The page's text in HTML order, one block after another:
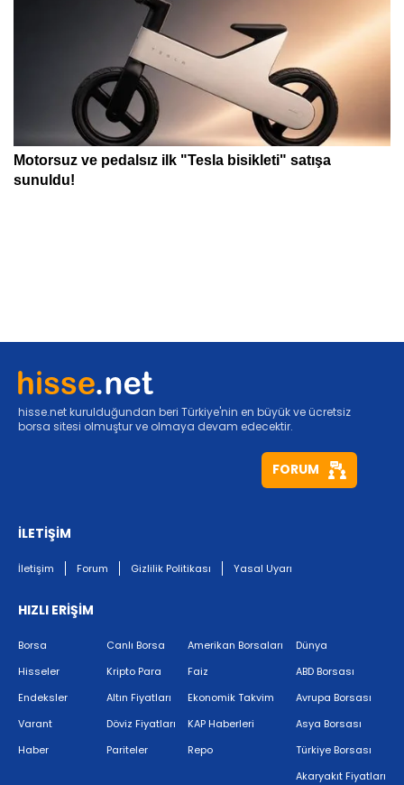
hisse.net kurulduğundan beri Türkiye'nin en büyük ve ücretsiz
borsa sitesi olmuştur ve olmaya devam edecektir.
FORUM
İLETİŞİM
İletişim Forum Gizlilik Politikası Yasal Uyarı
HIZLI ERİŞİM
Borsa
Hisseler
Endeksler
Varant
Haber
Canlı Borsa
Kripto Para
Altın Fiyatları
Döviz Fiyatları
Pariteler
Amerikan Borsaları
Faiz
Ekonomik Takvim
KAP Haberleri
Repo
Dünya
ABD Borsası
Avrupa Borsası
Asya Borsası
Türkiye Borsası
Akaryakıt Fiyatları